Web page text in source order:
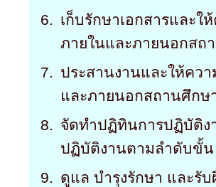
เก็บรักษาเอกสารและ
ภายในและภายนอกสถ
ประสานงานและให้คว
และภายนอกสถานศึกษ
จัดทำปฏิทินการปฏิบัติง
ปฏิบัติงานตามลำดับขั้น
ดูแล บำรุงรักษา และรั